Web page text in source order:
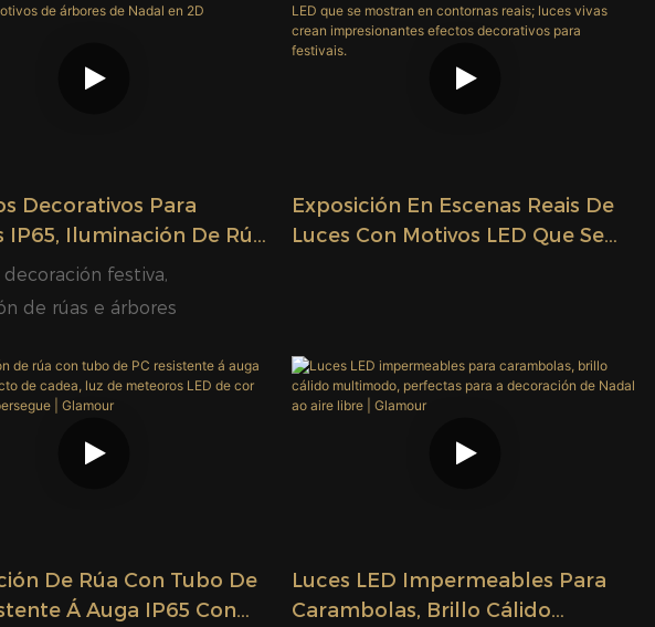
Túa Vida | Glamour
Decorativos Para
IP65, Iluminación De Rúa
De Árbores De
2D
decoración festiva,
de rúas e árbores
Exposición En Escenas Reais De
Luces Con Motivos LED Que Se
Festivais.
De Rúa Con Tubo De
Á Auga IP65 Con
Luces LED Impermeables Para
Carambolas, Brillo Cálido